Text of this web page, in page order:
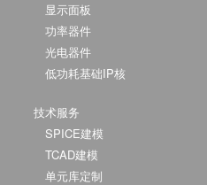
显示面板
功率器件
光电器件
低功耗基础IP核
技术服务
SPICE建模
TCAD建模
单元库定制